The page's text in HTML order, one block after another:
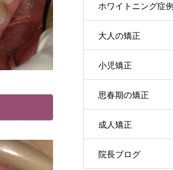
ホワイトニング症例
大人の矯正
小児矯正
思春期の矯正
成人矯正
院長ブログ